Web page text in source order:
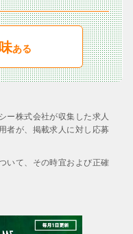
ある
ー株式会社が収集した求人
者が、掲載求人に対し応募
いて、その時宜および正確